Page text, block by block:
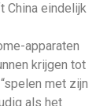
China eindelijk
apparaten
krijgen tot
met zijn
als het